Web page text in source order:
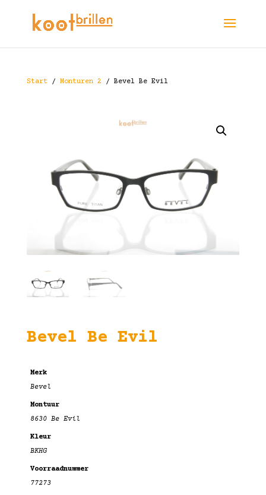
Start/ Monturen 2 / Bevel Be Evil
Bevel Be Evil
Merk
Bevel
Montuur
8630 Be Evil
Kleur
BKHG
Voorraadnummer
77273